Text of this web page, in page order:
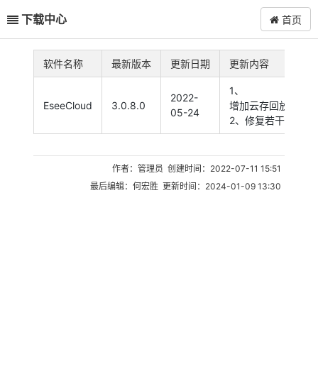
下载中心 首页
软件名称 最新版本 更新日期 更新内容
EseeCloud 3.0.8.0
2022-
05-24
1、
增加云存回放功能
2、修复若干bug
作者：管理员 创建时间：2022-07-11 15:51
最后编辑：何宏胜 更新时间：2024-01-09 13:30